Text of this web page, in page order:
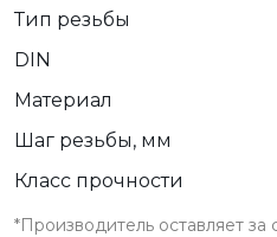
Тип резьбы
DIN
Материал
Шаг резьбы, мм
Класс прочности
*Производитель оставляет за